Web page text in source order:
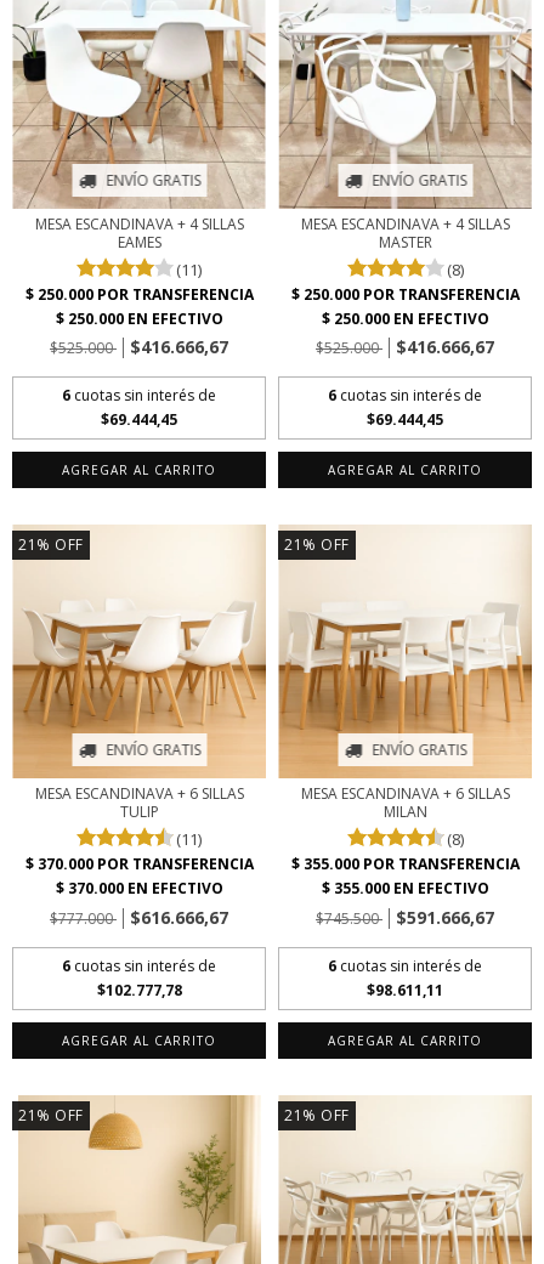
ENVÍO GRATIS
MESA ESCANDINAVA + 4 SILLAS
EAMES
(11)
$525.000 $416.666,67
6 cuotas sin interés de
$69.444,45
AGREGAR AL CARRITO
ENVÍO GRATIS
MESA ESCANDINAVA + 4 SILLAS
MASTER
(8)
$525.000 $416.666,67
6 cuotas sin interés de
$69.444,45
AGREGAR AL CARRITO
21 % OFF
ENVÍO GRATIS
MESA ESCANDINAVA + 6 SILLAS
TULIP
(11)
$777.000 $616.666,67
6 cuotas sin interés de
$102.777,78
AGREGAR AL CARRITO
21 % OFF
ENVÍO GRATIS
MESA ESCANDINAVA + 6 SILLAS
MILAN
(8)
$745.500 $591.666,67
6 cuotas sin interés de
$98.611,11
AGREGAR AL CARRITO
21 % OFF 21 % OFF